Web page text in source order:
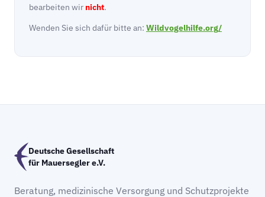
bearbeiten wir nicht.
Wenden Sie sich dafür bitte an: Wildvogelhilfe.org/
Deutsche Gesellschaft
für Mauersegler e.V.
Beratung, medizinische Versorgung und Schutzprojekte